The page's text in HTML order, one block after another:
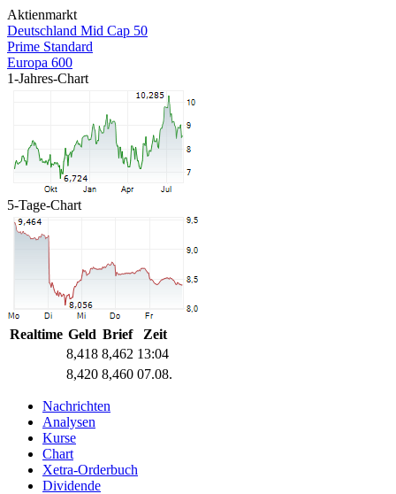
Aktienmarkt
Deutschland Mid Cap 50
Prime Standard
Europa 600
1-Jahres-Chart
5-Tage-Chart
Realtime Geld Brief
Zeit
8,418 8,462 13:04
8,420 8,460 07.08.
Nachrichten
Analysen
Kurse
Chart
Xetra-Orderbuch
Dividende